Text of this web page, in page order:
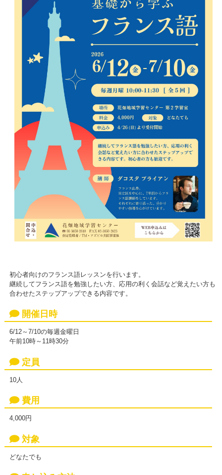
初心者向けのフランス語レッスンを行います。
継続してフランス語を勉強したい方、応用の利く会話など覚えたい方も
合わせたステップアップできる内容です。
開催日時
6/12～7/10の毎週金曜日
午前10時～11時30分
定員
10人
費用
4,000円
対象
どなたでも